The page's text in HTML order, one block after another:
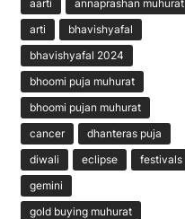
aarti
annaprashan muhurat
arti
bhavishyafal
bhavishyafal 2024
bhoomi puja muhurat
bhoomi pujan muhurat
cancer
dhanteras puja
diwali
eclipse
festivals
gemini
gold buying muhurat